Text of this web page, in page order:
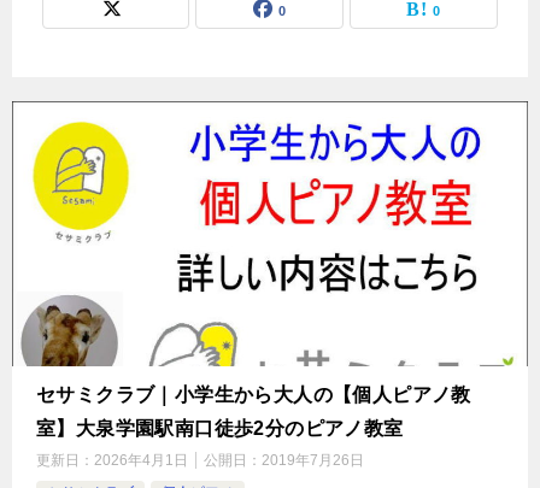
0 0
セサミクラブ｜小学生から大人の【個人ピアノ教
室】大泉学園駅南口徒歩2分のピアノ教室
更新日： 2026年4月1日 公開日： 2019年7月26日